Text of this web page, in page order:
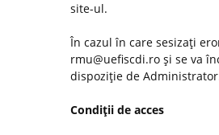
site-ul.
În cazul în care sesizaţi
rmu@uefiscdi.ro şi se va
dispoziţie de
Condiţii de acces